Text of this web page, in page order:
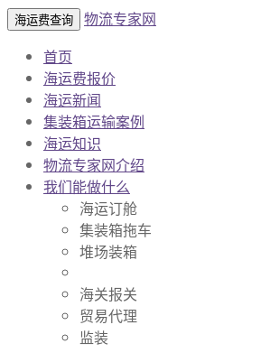
海运费查询
物流专家网
首页
海运费报价
海运新闻
集装箱运输案例
海运知识
物流专家网介绍
我们能做什么
海运订舱
集装箱拖车
堆场装箱
海关报关
贸易代理
监装